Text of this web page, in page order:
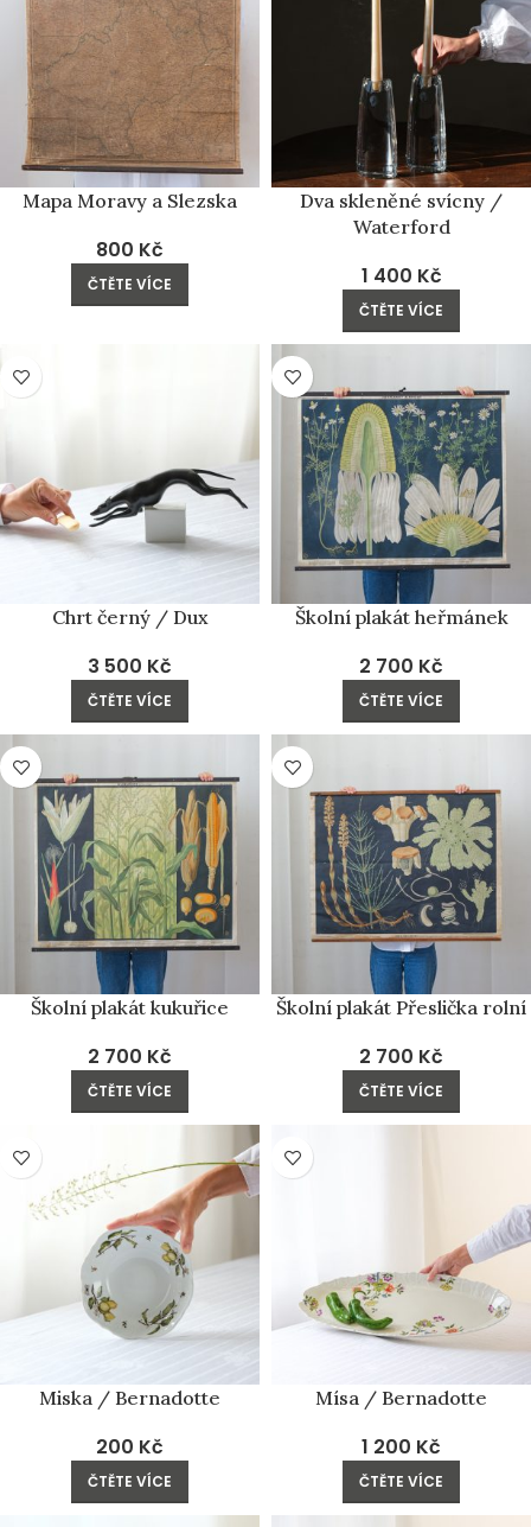
Mapa Moravy a Slezska
800 Kč
ČTĚTE VÍCE
Dva skleněné svícny /
Waterford
1 400 Kč
ČTĚTE VÍCE
Chrt černý / Dux
3 500 Kč
ČTĚTE VÍCE
PRODÁNO
Školní plakát heřmánek
2 700 Kč
ČTĚTE VÍCE
PRODÁNO
Školní plakát kukuřice
2 700 Kč
ČTĚTE VÍCE
PRODÁNO
Školní plakát Přeslička rolní
2 700 Kč
ČTĚTE VÍCE
Miska / Bernadotte
200 Kč
ČTĚTE VÍCE
Mísa / Bernadotte
1 200 Kč
ČTĚTE VÍCE